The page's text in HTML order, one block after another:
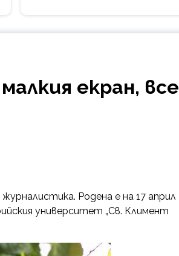
екран, все
Родена е на 17 април
университет „Св. Климент